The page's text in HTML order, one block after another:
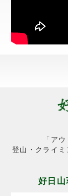
「ア
登山・クライ
好日山